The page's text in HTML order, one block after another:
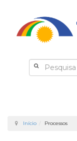
Início Processos